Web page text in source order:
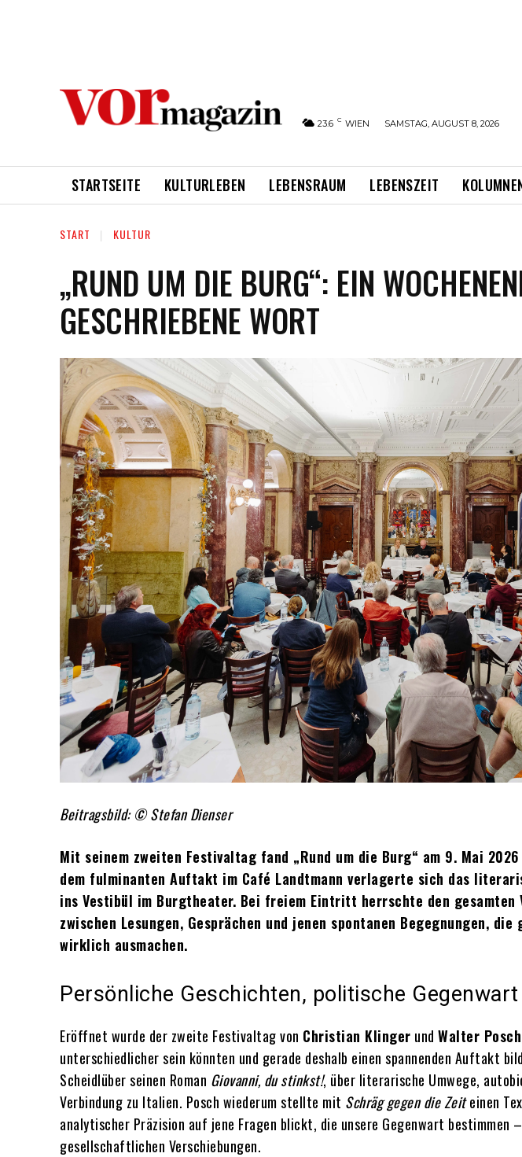
23.6 C WIEN SAMSTAG, AUGUST 8, 2026
STARTSEITE KULTURLEBEN LEBENSRAUM LEBENSZEIT
START KULTUR
„RUND UM DIE BURG“: EIN
GESCHRIEBENE WORT
Beitragsbild: © Stefan Dienser
Mit seinem zweiten Festivaltag fand „Rund um die Burg“ am 9. Mai
dem fulminanten Auftakt im Café Landtmann verlagerte sich das
ins Vestibül im Burgtheater. Bei freiem Eintritt herrschte den gesamten
zwischen Lesungen, Gesprächen und jenen spontanen Begegnungen,
wirklich ausmachen.
Persönliche Geschichten, politische Gegenwart
Eröffnet wurde der zweite Festivaltag von Christian Klinger und Walter Posch
unterschiedlicher sein könnten und gerade deshalb einen spannenden Auftakt
Scheidlüber seinen Roman Giovanni, du stinkst!, über literarische Umwege,
Verbindung zu Italien. Posch wiederum stellte mit Schräg gegen die Zeiteinen
analytischer Präzision auf jene Fragen blickt, die unsere Gegenwart bestimmen
gesellschaftlichen Verschiebungen.